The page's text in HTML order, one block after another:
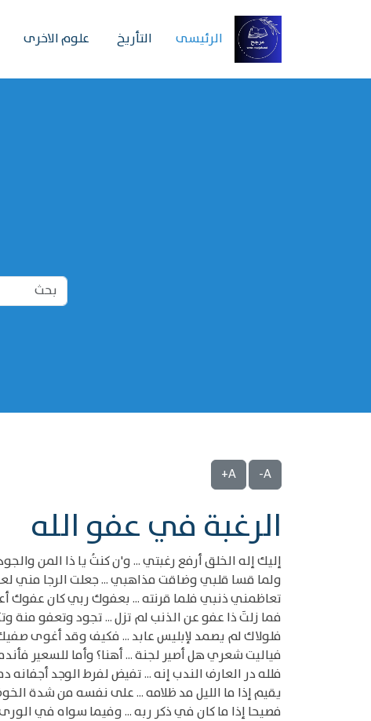
الرئیسی التأريخ علوم الاخرى
A-
A+
الرغبة في عفو الله
إليك إله الخلق أرفع رغبتي ... و'ن كنتُ يا ذا المن
ولما قسا قلبي وضاقت مذاهبي ... جعلت الرجا مني
تعاظمني ذنبي فلما قرنته ... بعفوك ربي كان عفوك
فما زلتَ ذا عفو عن الذنب لم تزل ... تجود وتعفو منة
فلولاك لم يصمد لإبليس عابد ... فكيف وقد أغوى
فياليت شعري هل أصير لجنة ... أهنا؟ وأما للسعير
فلله در العارف الندب إنه ... تفيض لفرط الوجد أجفانه
يقيم إذا ما الليل مد ظلامه ... على نفسه من شدة
فصيحا إذا ما كان في ذكر ربه ... وفيما سواه في